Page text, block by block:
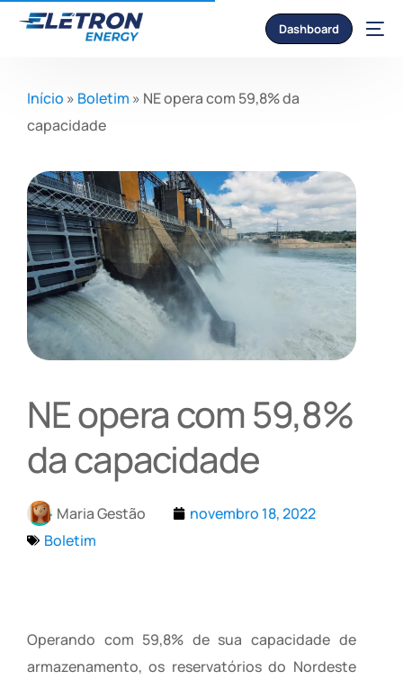
Dashboard
Início » Boletim » NE opera com 59,8% da
capacidade
NE opera com 59,8%
da capacidade
Maria Gestão
novembro 18, 2022
Boletim
Operando com 59,8% de sua capacidade de
armazenamento, os reservatórios do Nordeste